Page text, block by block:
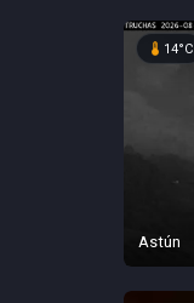
device_thermostat 14°C
Astún